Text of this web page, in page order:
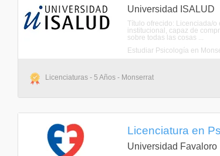
Universidad ISALUD
Título ofrecido: Licenciada/o
institucional, capaz de
sobre todas las cosas ...
Estudiar Psicología en
Licenciaturas - 5 Años - Monserrat
Licenciatura en
Universidad Favaloro